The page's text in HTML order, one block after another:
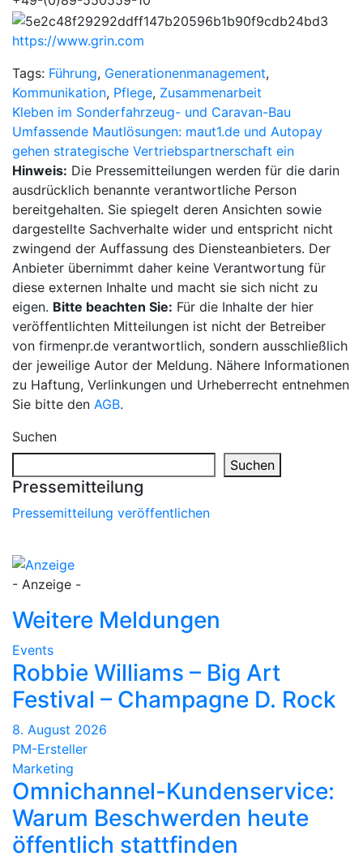
https://www.grin.com
Tags: Führung, Generationenmanagement,
Kommunikation, Pflege, Zusammenarbeit
Beitragsnavigation
Kleben im Sonderfahrzeug- und Caravan-Bau
Umfassende Mautlösungen: maut1.de und Autopay
gehen strategische Vertriebspartnerschaft ein
Hinweis: Die Pressemitteilungen werden für die darin
ausdrücklich benannte verantwortliche Person
bereitgehalten. Sie spiegelt deren Ansichten sowie
dargestellte Sachverhalte wider und entspricht nicht
zwingend der Auffassung des Diensteanbieters. Der
Anbieter übernimmt daher keine Verantwortung für
diese externen Inhalte und macht sie sich nicht zu
eigen. Bitte beachten Sie: Für die Inhalte der hier
veröffentlichten Mitteilungen ist nicht der Betreiber
von firmenpr.de verantwortlich, sondern ausschließlich
der jeweilige Autor der Meldung. Nähere Informationen
zu Haftung, Verlinkungen und Urheberrecht entnehmen
Sie bitte den AGB.
Suchen
Suchen
Pressemitteilung
Pressemitteilung veröffentlichen
- Anzeige -
Weitere Meldungen
Events
Robbie Williams – Big Art
Festival – Champagne D. Rock
8. August 2026
PM-Ersteller
Marketing
Omnichannel-Kundenservice:
Warum Beschwerden heute
öffentlich stattfinden